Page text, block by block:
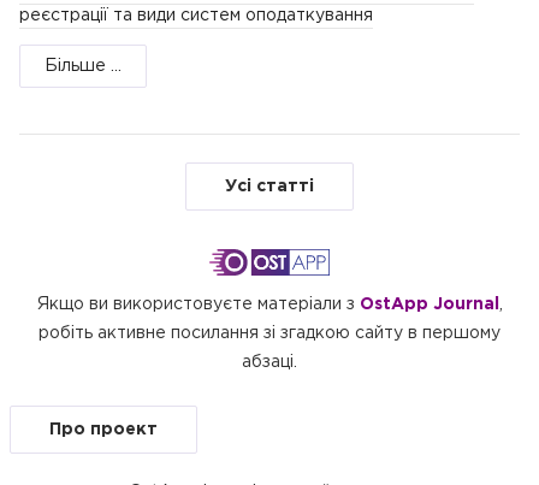
реєстрації та види систем оподаткування
Більше ...
Усі статті
Якщо ви використовуєте матеріали з OstApp Journal
робіть активне посилання зі згадкою сайту в першому
абзаці.
Про проект